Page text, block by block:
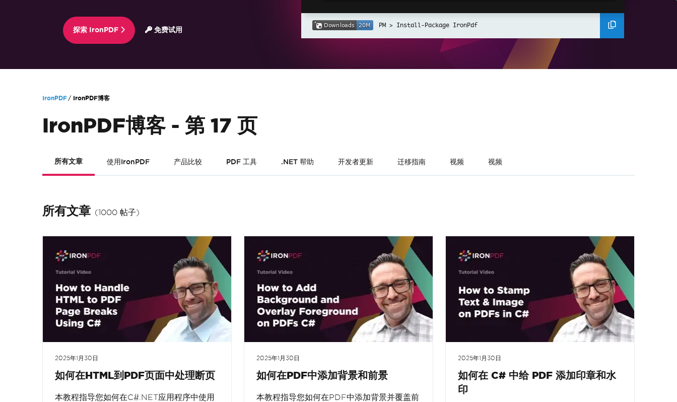
探索 IronPDF 免费试用
Install-Package IronPdf
IronPDF IronPDF博客
IronPDF博客 - 第 17 页
所有文章 使用IronPDF 产品比较 PDF 工具 .NET 帮助 开发者更新 迁移指南 视频 视频
所有文章 (1000 帖子)
2025年1月30日
如何在HTML到PDF页面中处理断页
本教程指导您如何在C#.NET应用程序中使用
2025年1月30日
如何在PDF中添加背景和前景
本教程指导您如何在PDF中添加背景并覆盖前
2025年1月30日
如何在 C# 中给 PDF 添加印章和水
印